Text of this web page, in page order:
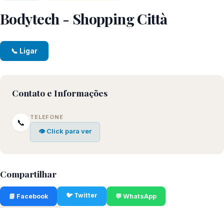
Bodytech - Shopping Città
📞 Ligar
Contato e Informações
📞
TELEFONE
👁 Click para ver
Compartilhar
📘 Facebook 🐦 Twitter 💬 WhatsApp